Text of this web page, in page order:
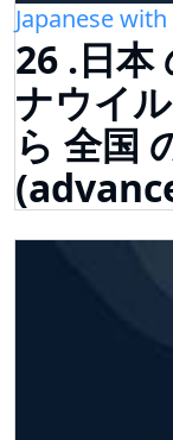
Japanese
26 .日本
ナウイ
ら 全国